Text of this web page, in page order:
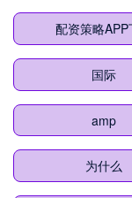
配资策略APP
国际
amp
为什么